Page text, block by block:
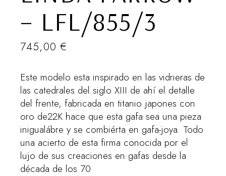
– LFL/855/3
745,00 €
Este modelo esta inspirado en las vidrieras de
las catedrales del siglo XIII de ahí el detalle
del frente, fabricada en titanio japones con
oro de22K hace que esta gafa sea una pieza
inigualábre y se combiérta en gafa-joya. Todo
una acierto de esta firma conocida por el
lujo de sus creaciones en gafas desde la
década de los 70